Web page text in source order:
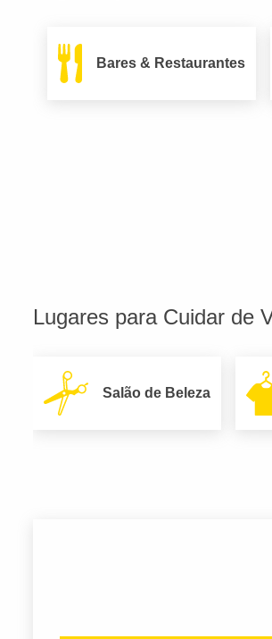
Bares & Restaurantes
Lugares para Cuidar de
Salão de Beleza